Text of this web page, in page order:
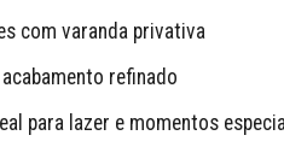
com varanda privativa
refinado
para lazer e momentos